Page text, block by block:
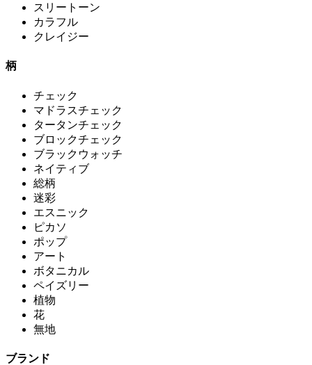
スリートーン
カラフル
クレイジー
柄
チェック
マドラスチェック
タータンチェック
ブロックチェック
ブラックウォッチ
ネイティブ
総柄
迷彩
エスニック
ピカソ
ポップ
アート
ボタニカル
ペイズリー
植物
花
無地
ブランド